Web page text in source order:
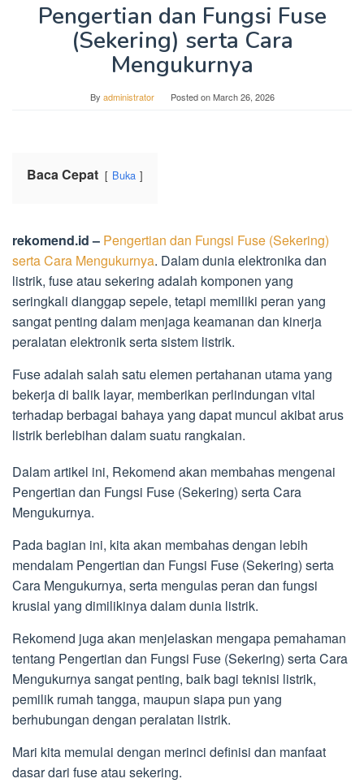
Pengertian dan Fungsi Fuse
(Sekering) serta Cara
Mengukurnya
By administrator Posted onMarch 26, 2026
Baca Cepat Buka
rekomend.id – Pengertian dan Fungsi Fuse (Sekering)
serta Cara Mengukurnya. Dalam dunia elektronika dan
listrik, fuse atau sekering adalah komponen yang
seringkali dianggap sepele, tetapi memiliki peran yang
sangat penting dalam menjaga keamanan dan kinerja
peralatan elektronik serta sistem listrik.
Fuse adalah salah satu elemen pertahanan utama yang
bekerja di balik layar, memberikan perlindungan vital
terhadap berbagai bahaya yang dapat muncul akibat arus
listrik berlebihan dalam suatu rangkaian.
Dalam artikel ini, Rekomend akan membahas mengenai
Pengertian dan Fungsi Fuse (Sekering) serta Cara
Mengukurnya.
Pada bagian ini, kita akan membahas dengan lebih
mendalam Pengertian dan Fungsi Fuse (Sekering) serta
Cara Mengukurnya, serta mengulas peran dan fungsi
krusial yang dimilikinya dalam dunia listrik.
Rekomend juga akan menjelaskan mengapa pemahaman
tentang Pengertian dan Fungsi Fuse (Sekering) serta Cara
Mengukurnya sangat penting, baik bagi teknisi listrik,
pemilik rumah tangga, maupun siapa pun yang
berhubungan dengan peralatan listrik.
Mari kita memulai dengan merinci definisi dan manfaat
dasar dari fuse atau sekering.